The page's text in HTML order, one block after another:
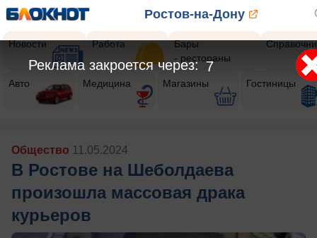
Ростов-на-Дону
Новости Работа
Бары
- рестораны
Авто Медицина Магазины Гостиницы
Общество 11.05.2024
В Ростове на Шеболдаева
произошла массовая драка
курьеров
5
Реклама закроется через: